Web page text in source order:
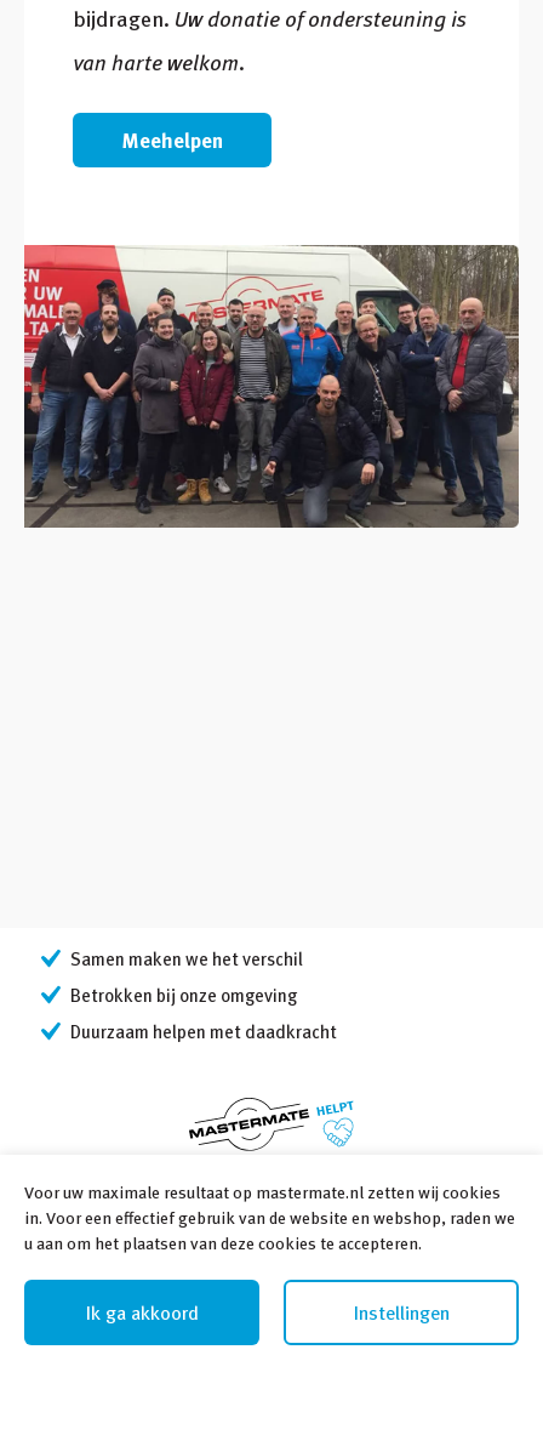
Voor uw maximale resultaat op mastermate.nl zetten wij cookies
in. Voor een effectief gebruik van de website en webshop, raden we
u aan om het plaatsen van deze cookies te accepteren.
Ik ga akkoord Instellingen
bijdragen. Uw donatie of ondersteuning is
van harte welkom.
Meehelpen
Samen maken we het verschil
Betrokken bij onze omgeving
Duurzaam helpen met daadkracht
Volg ons
Volg ons via Social Media